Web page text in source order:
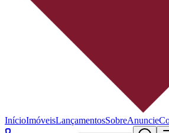
InícioImóveisLançamentosSobreAnuncie